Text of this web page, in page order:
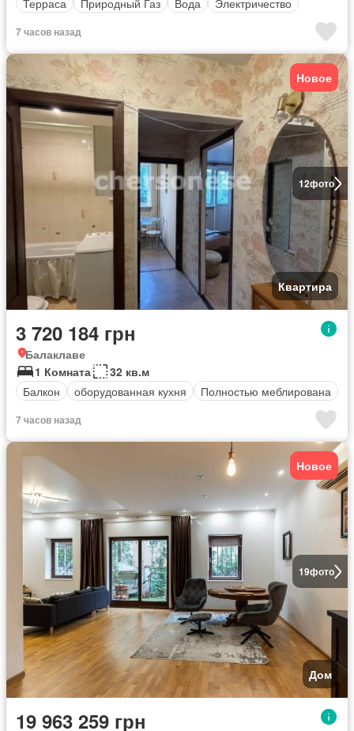
7 часов назад
12фото
Новое
Квартира
3 720 184 грн
Балаклаве
1 Комната
32 кв.м
Балкон
оборудованная кухня Полностью меблирована
7 часов назад
19фото
Новое
Дом
19 963 259 грн